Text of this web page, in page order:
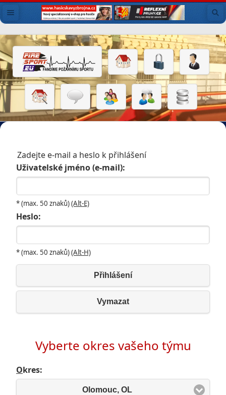
Zadejte e-mail a heslo k přihlášení
Uživatelské jméno (e-mail):
* (max. 50 znaků)(Alt-E)
Heslo:
* (max. 50 znaků)(Alt-H)
Přihlášení
Vymazat
Vyberte okres vašeho týmu
Okres:
Olomouc, OL